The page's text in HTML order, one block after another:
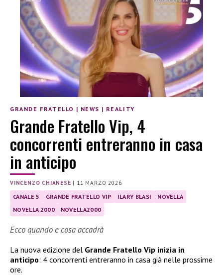
GRANDE FRATELLO | NEWS | REALITY
Grande Fratello Vip, 4
concorrenti entreranno in casa
in anticipo
VINCENZO CHIANESE | 11 MARZO 2026
CANALE 5 GRANDE FRATELLO VIP ILARY BLASI
NOVELLA
NOVELLA 2000
NOVELLA2000
Ecco quando e cosa accadrà
La nuova edizione del Grande Fratello Vip inizia in
anticipo: 4 concorrenti entreranno in casa già nelle prossime
ore.